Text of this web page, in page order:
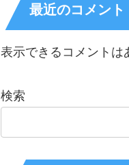
最近のコメント
表示できるコメントは
検索